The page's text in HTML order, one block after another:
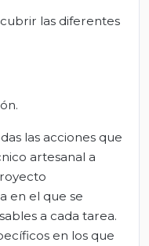
las diferentes
las acciones que
artesanal a
en el que se
a cada tarea.
en los que